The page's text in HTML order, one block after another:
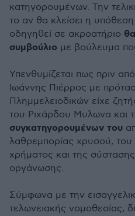
κατηγορουμένων. Την
το αν θα κλείσει η
οδηγηθεί σε ακροατήριο
συμβούλιο με βούλευμα
Υπενθυμίζεται πως πριν
Ιωάννης Πιέρρος με
Πλημμελειοδικών είχε
του Ριχάρδου Μυλωνα και
συγκατηγορουμένων του
λαθρεμπορίας χρυσού,
χρήματος και της
οργάνωσης.
Σύμφωνα με την
τελωνειακής νομοθεσίας,